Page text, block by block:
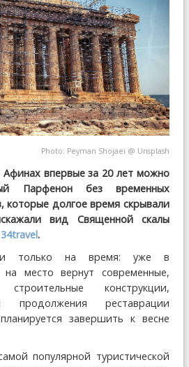
Photo: Peyman Shojaei @ Unsplash
Афинах впервые за 20 лет можно
Парфенон без временных
которые долгое время скрывали
вид Священной скалы
34travel.
только на время: уже в
место вернут современные,
конструкции,
продолжения реставрации
завершить к весне
популярной туристической